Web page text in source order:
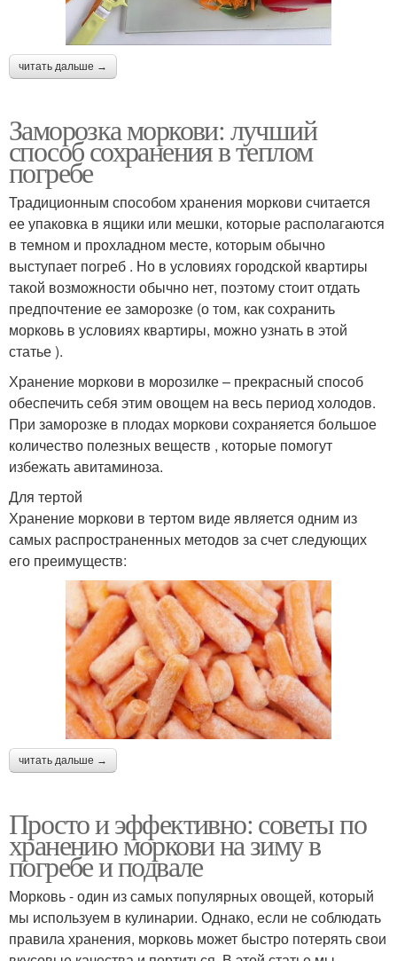
читать дальше →
Заморозка моркови: лучший
способ сохранения в теплом
погребе
Традиционным способом хранения моркови считается
ее упаковка в ящики или мешки, которые располагаются
в темном и прохладном месте, которым обычно
выступает погреб . Но в условиях городской квартиры
такой возможности обычно нет, поэтому стоит отдать
предпочтение ее заморозке (о том, как сохранить
морковь в условиях квартиры, можно узнать в этой
статье ).
Хранение моркови в морозилке – прекрасный способ
обеспечить себя этим овощем на весь период холодов.
При заморозке в плодах моркови сохраняется большое
количество полезных веществ , которые помогут
избежать авитаминоза.
Для тертой
Хранение моркови в тертом виде является одним из
самых распространенных методов за счет следующих
его преимуществ:
читать дальше →
Просто и эффективно: советы по
хранению моркови на зиму в
погребе и подвале
Морковь - один из самых популярных овощей, который
мы используем в кулинарии. Однако, если не соблюдать
правила хранения, морковь может быстро потерять свои